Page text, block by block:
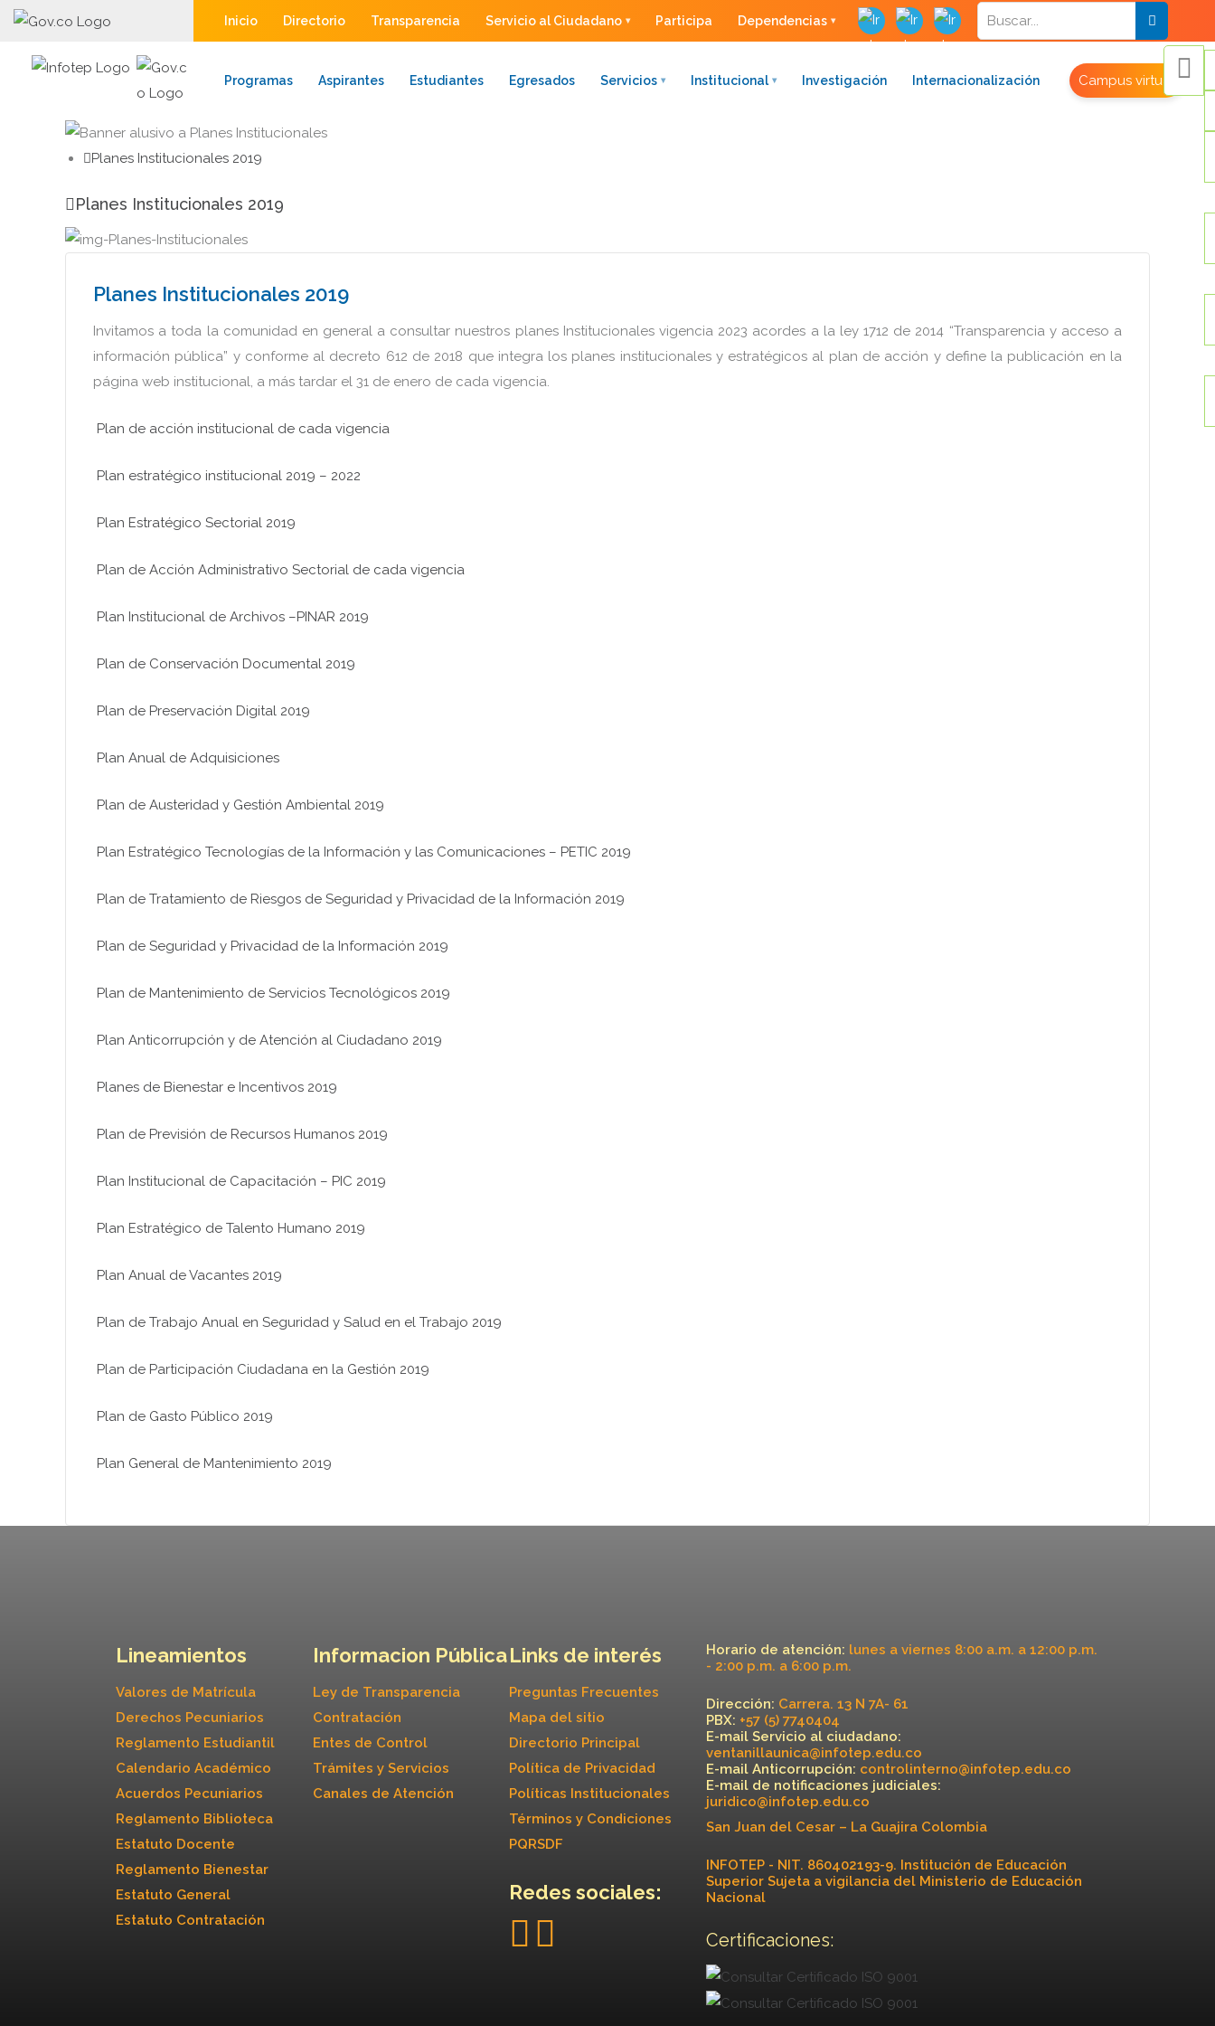
Inicio Directorio Transparencia Servicio al Ciudadano Participa Dependencias
Programas Aspirantes Estudiantes Egresados Servicios Institucional Investigación Internacionalización Campus virtual
Planes Institucionales 2019
Planes Institucionales 2019
Planes Institucionales 2019
Invitamos a toda la comunidad en general a consultar nuestros planes Institucionales vigencia 2023 acordes a la ley 1712 de 2014 “Transparencia y acceso a
información pública” y conforme al decreto 612 de 2018 que integra los planes institucionales y estratégicos al plan de acción y define la publicación en la
página web institucional, a más tardar el 31 de enero de cada vigencia.
Plan de acción institucional de cada vigencia
Plan estratégico institucional 2019 – 2022
Plan Estratégico Sectorial 2019
Plan de Acción Administrativo Sectorial de cada vigencia
Plan Institucional de Archivos –PINAR 2019
Plan de Conservación Documental 2019
Plan de Preservación Digital 2019
Plan Anual de Adquisiciones
Plan de Austeridad y Gestión Ambiental 2019
Plan Estratégico Tecnologías de la Información y las Comunicaciones – PETIC 2019
Plan de Tratamiento de Riesgos de Seguridad y Privacidad de la Información 2019
Plan de Seguridad y Privacidad de la Información 2019
Plan de Mantenimiento de Servicios Tecnológicos 2019
Plan Anticorrupción y de Atención al Ciudadano 2019
Planes de Bienestar e Incentivos 2019
Plan de Previsión de Recursos Humanos 2019
Plan Institucional de Capacitación – PIC 2019
Plan Estratégico de Talento Humano 2019
Plan Anual de Vacantes 2019
Plan de Trabajo Anual en Seguridad y Salud en el Trabajo 2019
Plan de Participación Ciudadana en la Gestión 2019
Plan de Gasto Público 2019
Plan General de Mantenimiento 2019
Lineamientos
Valores de Matrícula
Derechos Pecuniarios
Reglamento Estudiantil
Calendario Académico
Acuerdos Pecuniarios
Reglamento Biblioteca
Estatuto Docente
Reglamento Bienestar
Estatuto General
Estatuto Contratación
Informacion Pública
Ley de Transparencia
Contratación
Entes de Control
Trámites y Servicios
Canales de Atención
Links de interés
Preguntas Frecuentes
Mapa del sitio
Directorio Principal
Política de Privacidad
Políticas Institucionales
Términos y Condiciones
PQRSDF
Redes sociales:
Horario de atención: lunes a viernes 8:00 a.m. a 12:00 p.m.
- 2:00 p.m. a 6:00 p.m.
Dirección: Carrera. 13 N 7A- 61
PBX: +57 (5) 7740404
E-mail Servicio al ciudadano:
ventanillaunica@infotep.edu.co
E-mail Anticorrupción: controlinterno@infotep.edu.co
E-mail de notificaciones judiciales:
juridico@infotep.edu.co
San Juan del Cesar – La Guajira Colombia
INFOTEP - NIT. 860402193-9. Institución de Educación
Superior Sujeta a vigilancia del Ministerio de Educación
Nacional
Certificaciones: